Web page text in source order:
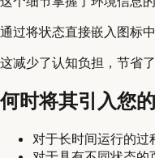
通过将状态直接嵌入图标
这减少了认知负担，节省
何时将其引入您
对于长时间运行的过